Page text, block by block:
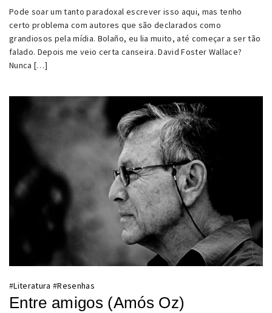
Pode soar um tanto paradoxal escrever isso aqui, mas tenho
certo problema com autores que são declarados como
grandiosos pela mídia. Bolaño, eu lia muito, até começar a ser tão
falado. Depois me veio certa canseira. David Foster Wallace?
Nunca […]
#Literatura #Resenhas
Entre amigos (Amós Oz)